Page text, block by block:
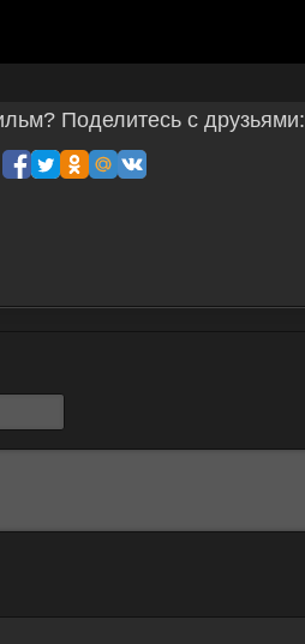
Поделитесь с друзьями: